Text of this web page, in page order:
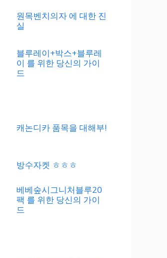
원목벤치의자 에 대한 진
실
블루레이+박스+블루레
이 를 위한 당신의 가이
드
캐논디카 품목을 대해부!
방수자켓 ㅎㅎㅎ
베베숲시그니처블루20
팩 를 위한 당신의 가이
드